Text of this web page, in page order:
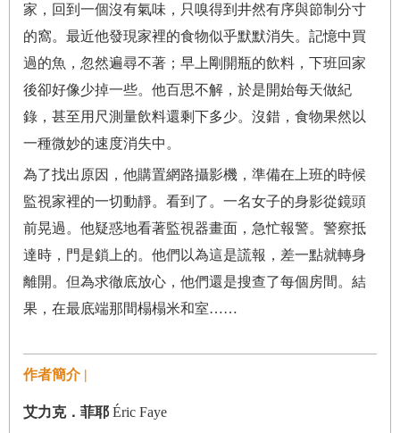
家，回到一個沒有氣味，只嗅得到井然有序與節制分寸
的窩。最近他發現家裡的食物似乎默默消失。記憶中買
過的魚，忽然遍尋不著；早上剛開瓶的飲料，下班回家
後卻好像少掉一些。他百思不解，於是開始每天做紀
錄，甚至用尺測量飲料還剩下多少。沒錯，食物果然以
一種微妙的速度消失中。
為了找出原因，他購置網路攝影機，準備在上班的時候
監視家裡的一切動靜。看到了。一名女子的身影從鏡頭
前晃過。他疑惑地看著監視器畫面，急忙報警。警察抵
達時，門是鎖上的。他們以為這是謊報，差一點就轉身
離開。但為求徹底放心，他們還是搜查了每個房間。結
果，在最底端那間榻榻米和室……
作者簡介 |
艾力克．菲耶 Éric Faye